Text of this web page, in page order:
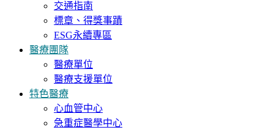
交通指南
標章、得獎事蹟
ESG永續專區
醫療團隊
醫療單位
醫療支援單位
特色醫療
心血管中心
急重症醫學中心